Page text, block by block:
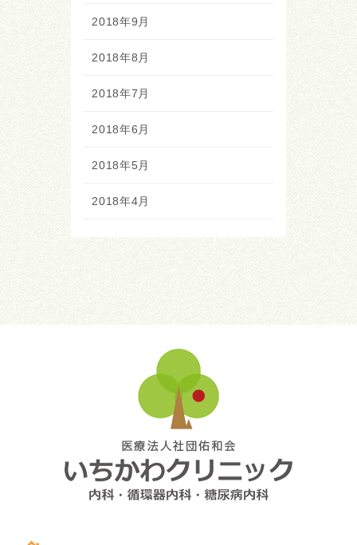
2018年9月
2018年8月
2018年7月
2018年6月
2018年5月
2018年4月